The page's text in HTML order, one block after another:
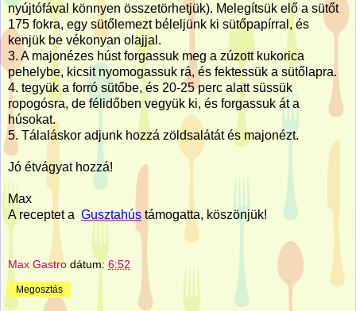
nyújtófával könnyen összetörhetjük). Melegítsük elő a sütőt
175 fokra, egy sütőlemezt béleljünk ki sütőpapírral, és
kenjük be vékonyan olajjal.
3. A majonézes húst forgassuk meg a zúzott kukorica
pehelybe, kicsit nyomogassuk rá, és fektessük a sütőlapra.
4. tegyük a forró sütőbe, és 20-25 perc alatt süssük
ropogósra, de félidőben vegyük ki, és forgassuk át a
húsokat.
5. Tálaláskor adjunk hozzá zöldsalátát és majonézt.
Jó étvágyat hozzá!
Max
A receptet a Gusztahús támogatta, köszönjük!
Max Gastro dátum: 6:52
Megosztás